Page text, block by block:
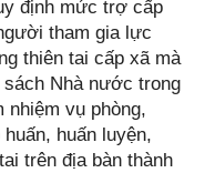
định mức trợ cấp
tham gia lực
thiên tai cấp xã mà
Nhà nước trong
vụ phòng,
huấn luyện,
trên địa bàn thành